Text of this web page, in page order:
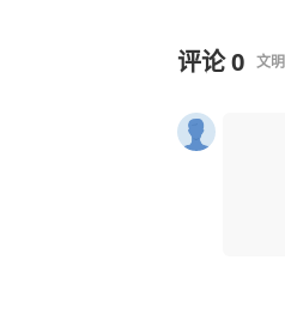
评论0 文